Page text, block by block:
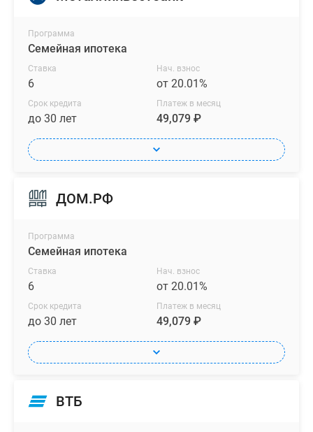
Программа
Семейная ипотека
Ставка
6
Нач. взнос
от 20.01%
Срок кредита
до 30 лет
Платеж в месяц
49,079 ₽
ДОМ.РФ
Программа
Семейная ипотека
Ставка
6
Нач. взнос
от 20.01%
Срок кредита
до 30 лет
Платеж в месяц
49,079 ₽
ВТБ